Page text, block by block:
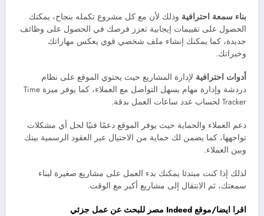
بناء سمعة احترافية وذلك لأن مع كل مشروع تكمله بنجاح، يمكنك
الحصول على تقييمات إيجابية تعزز فرصك في الحصول على وظائف
جديدة، كما يمكنك إنشاء ملف شخصي قوي يعكس مهاراتك
وخبراتك.
أدوات احترافية لإدارة المشاريع حيث يحتوي الموقع على نظام
دردشة وإدارة مهام يسهل التواصل مع العملاء، كما يوفر ميزة Time
Tracker لحساب عدد ساعات العمل بدقة.
دعم العملاء والحماية حيث يوفر الموقع دعمًا فنيًا لحل أي مشكلات
تواجهها، كما يضمن لك حماية من الاحتيال عبر العقود الرسمية بينك
وبين العملاء.
لذلك إذا كنت مبتدئا يمكنك بدء العمل على مشاريع صغيرة لبناء
سمعتك، ثم الانتقال إلى مشاريع أكبر مع الوقت.
اقرا ايضا/موقع Indeed مصر للبحث عن عمل جزئي